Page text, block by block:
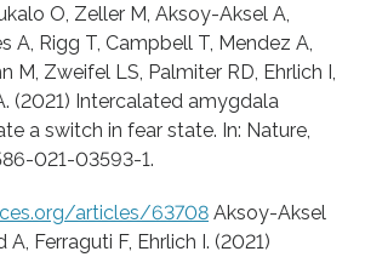
O, Zeller M, Aksoy-Aksel A,
A, Rigg T, Campbell T, Mendez A,
M, Zweifel LS, Palmiter RD, Ehrlich I,
(2021) Intercalated amygdala
a switch in fear state. In: Nature,
021-03593-1.
articles/63708 Aksoy-Aksel
A, Ferraguti F, Ehrlich I. (2021)